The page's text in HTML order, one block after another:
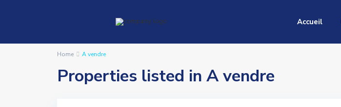
Accueil
Home A vendre
Properties listed in A vendre